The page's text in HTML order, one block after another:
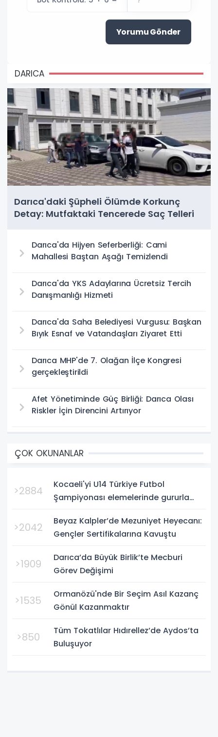
Yorumu Gönder
DARICA
Darıca'daki Şüpheli Ölümde Korkunç
Detay: Mutfaktaki Tencerede Saç Telleri
Darıca'da Hijyen Seferberliği: Cami
Mahallesi Baştan Aşağı Temizlendi
Darıca'da YKS Adaylarına Ücretsiz Tercih
Danışmanlığı Hizmeti
Darıca'da Saha Belediyesi Vurgusu: Başkan
Bıyık Esnaf ve Vatandaşları Ziyaret Etti
Darıca MHP'de 7. Olağan İlçe Kongresi
gerçekleştirildi
Afet Yönetiminde Güç Birliği: Darıca Olası
Riskler İçin Direncini Artırıyor
ÇOK OKUNANLAR
>2884
Kocaeli'yi U14 Türkiye Futbol
Şampiyonası elemelerinde gururla
Bursa'da oynanan yarı final...
>2042
Beyaz Kalpler’de Mezuniyet Heyecanı:
Gençler Sertifikalarına Kavuştu
>1909
Darıca’da Büyük Birlik’te Mecburi
Görev Değişimi
>1535
Ormanözü'nde Bir Seçim Asıl Kazanç
Gönül Kazanmaktır
>850
Tüm Tokatlılar Hıdırellez’de Aydos’ta
Buluşuyor